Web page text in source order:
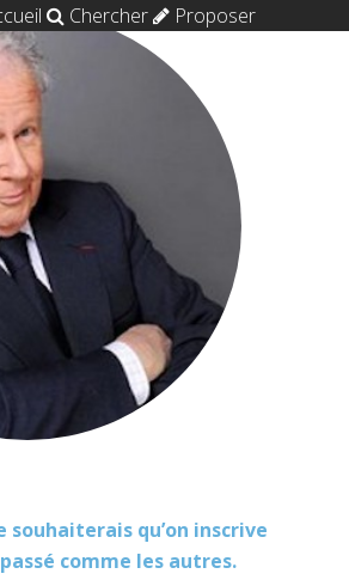
Chercher Proposer
souhaiterais qu’on inscrive
comme les autres.